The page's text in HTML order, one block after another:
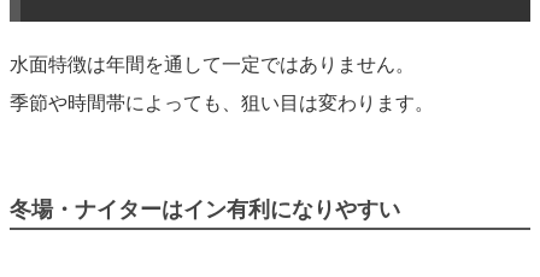
水面特徴は年間を通して一定ではありません。
季節や時間帯によっても、狙い目は変わります。
冬場・ナイターはイン有利になりやすい